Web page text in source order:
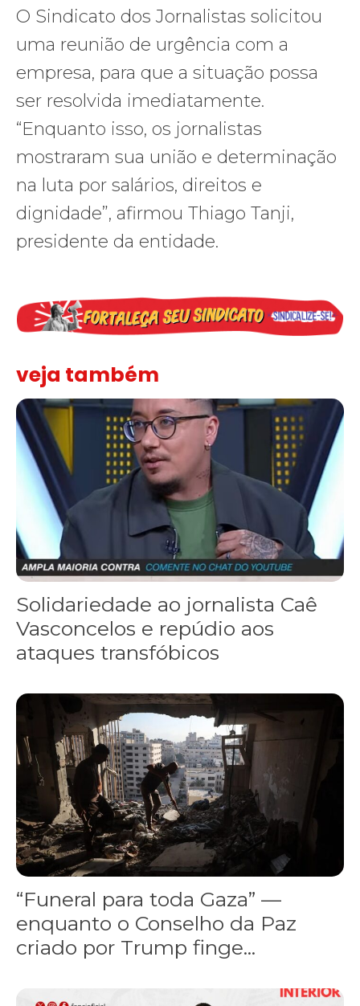
O Sindicato dos Jornalistas solicitou
uma reunião de urgência com a
empresa, para que a situação possa
ser resolvida imediatamente.
“Enquanto isso, os jornalistas
mostraram sua união e determinação
na luta por salários, direitos e
dignidade”, afirmou Thiago Tanji,
presidente da entidade.
veja também
Solidariedade ao jornalista Caê Vasconcelos e repúdio aos
Solidariedade ao jornalista Caê
Vasconcelos e repúdio aos
ataques transfóbicos
“Funeral para toda Gaza” — enquanto o Conselho da Paz
“Funeral para toda Gaza” —
enquanto o Conselho da Paz
criado por Trump finge...
Assinada nova CCT de jornais e revistas do interior